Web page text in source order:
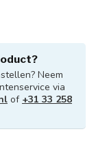
Neem
via
of +31 33 258